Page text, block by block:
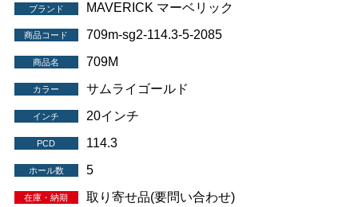
ブランド MAVERICK マーベリック
商品コード 709m-sg2-114.3-5-2085
商品名 709M
カラー サムライゴールド
インチ 20インチ
PCD 114.3
ホール数 5
在庫・納期 取り寄せ品(要問い合わせ)